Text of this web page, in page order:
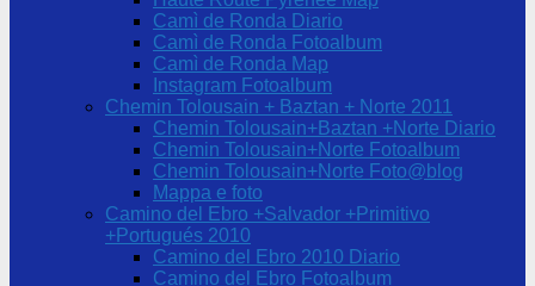
Camì de Ronda Diario
Camì de Ronda Fotoalbum
Camì de Ronda Map
Instagram Fotoalbum
Chemin Tolousain + Baztan + Norte 2011
Chemin Tolousain+Baztan +Norte Diario
Chemin Tolousain+Norte Fotoalbum
Chemin Tolousain+Norte Foto@blog
Mappa e foto
Camino del Ebro +Salvador +Primitivo
+Portugués 2010
Camino del Ebro 2010 Diario
Camino del Ebro Fotoalbum